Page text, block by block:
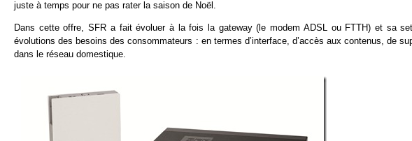
juste à temps pour ne pas rater la saison de Noël.
Dans cette offre, SFR a fait évoluer à la fois la gateway (le modem ADSL ou FTTH) et sa
évolutions des besoins des consommateurs : en termes d’interface, d’accès aux contenus, de
dans le réseau domestique.